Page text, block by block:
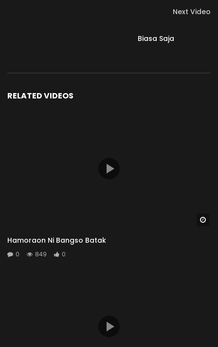
Next Video
Biasa Saja
RELATED VIDEOS
Hamoraon Ni Bangso Batak
0 849 0